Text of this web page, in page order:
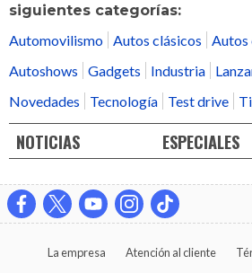
siguientes categorías:
Automovilismo Autos clásicos
Autos
Autoshows
Gadgets Industria
Novedades
Tecnología Test drive
NOTICIAS ESPECIALES
La empresa Atención al cliente